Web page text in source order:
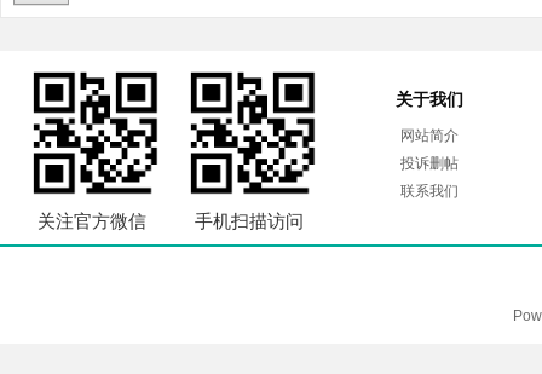
关注官方微信 手机扫描访问
关于我们
网站简介
投诉删帖
联系我们